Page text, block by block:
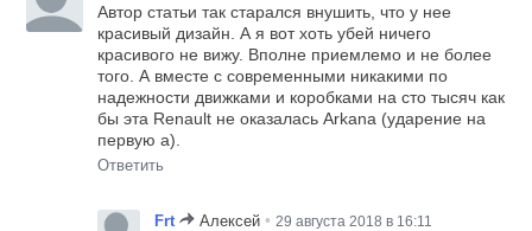
Автор статьи так старался внушить, что у нее
красивый дизайн. А я вот хоть убей ничего
красивого не вижу. Вполне приемлемо и не более
того. А вместе с современными никакими по
надежности движками и коробками на сто тысяч как
бы эта Renault не оказалась Arkana (ударение на
первую а).
Ответить
Frt Алексей • 29 августа 2018 в 16:11